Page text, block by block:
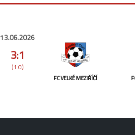
13.06.2026
3:1
(1:0)
FC VELKÉ MEZIŘÍČÍ